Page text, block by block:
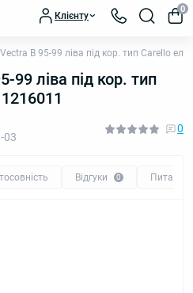
Клієнту
0
B 95-99 ліва під кор. тип Carello
99 ліва під кор. тип
03
0
Відгуки 0 Питання